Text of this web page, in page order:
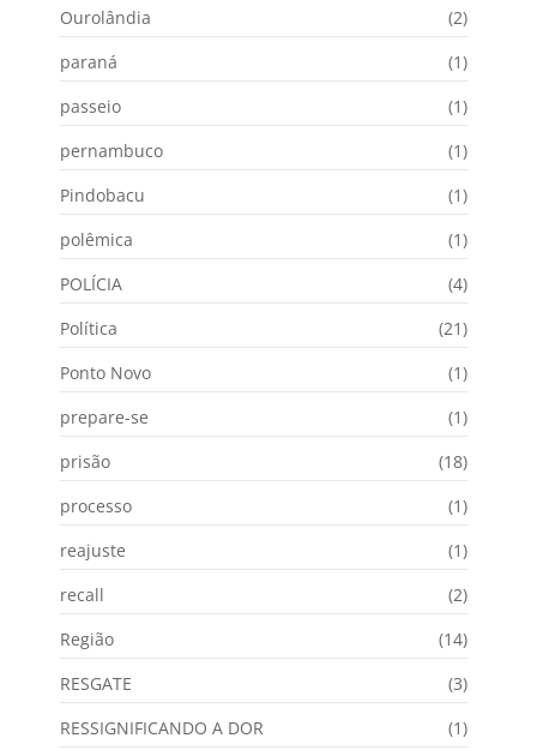
Ourolândia
(2)
paraná
(1)
passeio
(1)
pernambuco
(1)
Pindobacu
(1)
polêmica
(1)
POLÍCIA
(4)
Política
(21)
Ponto Novo
(1)
prepare-se
(1)
prisão
(18)
processo
(1)
reajuste
(1)
recall
(2)
Região
(14)
RESGATE
(3)
RESSIGNIFICANDO A DOR
(1)